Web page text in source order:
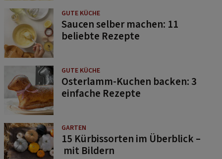
GUTE KÜCHE
Saucen selber machen: 11
beliebte Rezepte
GUTE KÜCHE
Osterlamm-Kuchen backen: 3
einfache Rezepte
GARTEN
15 Kürbissorten im Überblick –
mit Bildern